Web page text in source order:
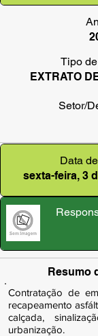
Tipo
EXTRATO
Setor/
Data
sexta-feira, 3
Resumo
Contratação de
recapeamento
calçada,
urbanização.